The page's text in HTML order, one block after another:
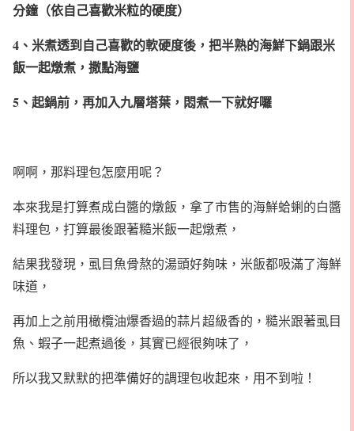
分鐘（依自己喜歡米粒的硬度）
4、米煮透到自己喜歡的軟硬度後，把半熟的海鮮下鍋跟米
飯一起燉煮，撒點海鹽
5、起鍋前，再加入九層塔葉，悶煮一下就好囉
啊啊，那料理包怎麼用呢？
本來我是打算煮成白醬的燉飯，拿了市售的海鮮蛤蜊的白醬
料理包，打算最後跟著糙米飯一起燉煮，
結果我發現，虱目魚骨熬的湯頭好夠味，米飯都吸滿了海鮮
味道，
再加上之前用橄欖油爆香過的蒜片超級香的，糙米跟著虱目
魚、蝦子一起煮過後，其實已經很夠味了，
所以我又默默的把準備好的調理包收起來，用不到啦！